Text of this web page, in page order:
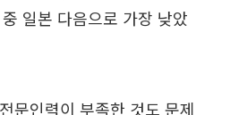
일본 다음으로 가장 낮았
문인력이 부족한 것도 문제